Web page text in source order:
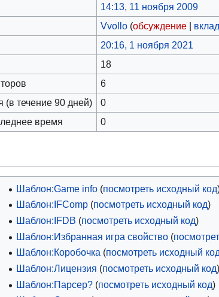
14:13, 11 ноября 2009
Vvollo (обсуждение |
20:16, 1 ноября 2021
18
6
(в течение 90 дней)
0
время
0
Шаблон:Game info (посмотреть исходный код
Шаблон:IFComp (посмотреть исходный код)
Шаблон:IFDB (посмотреть исходный код)
Шаблон:Избранная игра свойство (
Шаблон:Коробочка (посмотреть исходный
Шаблон:Лицензия (посмотреть исходный код)
Шаблон:Парсер? (посмотреть исходный код)